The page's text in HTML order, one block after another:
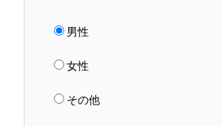
男性
女性
その他